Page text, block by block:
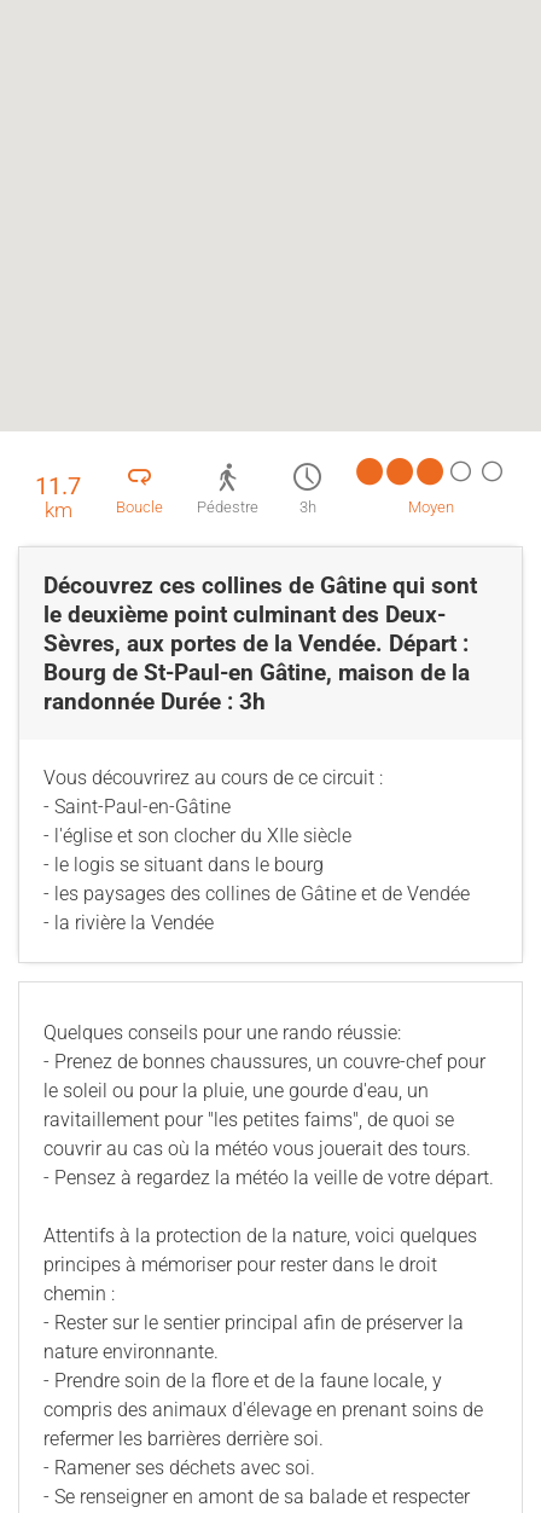
11.7
km Boucle Pédestre 3h Moyen
Découvrez ces collines de Gâtine qui sont
le deuxième point culminant des Deux-
Sèvres, aux portes de la Vendée. Départ :
Bourg de St-Paul-en Gâtine, maison de la
randonnée Durée : 3h
Vous découvrirez au cours de ce circuit :
- Saint-Paul-en-Gâtine
- l'église et son clocher du XIIe siècle
- le logis se situant dans le bourg
- les paysages des collines de Gâtine et de Vendée
- la rivière la Vendée
Quelques conseils pour une rando réussie:
- Prenez de bonnes chaussures, un couvre-chef pour
le soleil ou pour la pluie, une gourde d'eau, un
ravitaillement pour "les petites faims", de quoi se
couvrir au cas où la météo vous jouerait des tours.
- Pensez à regardez la météo la veille de votre départ.
Attentifs à la protection de la nature, voici quelques
principes à mémoriser pour rester dans le droit
chemin :
- Rester sur le sentier principal afin de préserver la
nature environnante.
- Prendre soin de la flore et de la faune locale, y
compris des animaux d'élevage en prenant soins de
refermer les barrières derrière soi.
- Ramener ses déchets avec soi.
- Se renseigner en amont de sa balade et respecter